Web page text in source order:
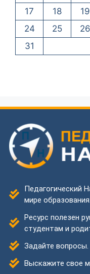
17
18 19
24
25 26
31
Педагогический
мире образования.
Ресурс полезен
студентам и
Задайте вопросы.
Выскажите свое